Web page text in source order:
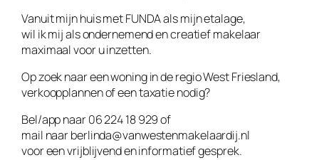
Vanuit mijn huis met FUNDA als mijn etalage,
wil ik mij als ondernemend en creatief makelaar
maximaal voor u inzetten.
Op zoek naar een woning in de regio West Friesland,
verkoopplannen of een taxatie nodig?
Bel/app naar 06 224 18 929 of
mail naar berlinda@vanwestenmakelaardij.nl
voor een vrijblijvend en informatief gesprek.